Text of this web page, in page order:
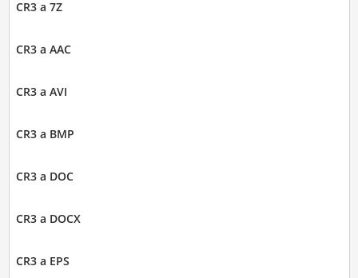
CR3 a 7Z
CR3 a AAC
CR3 a AVI
CR3 a BMP
CR3 a DOC
CR3 a DOCX
CR3 a EPS